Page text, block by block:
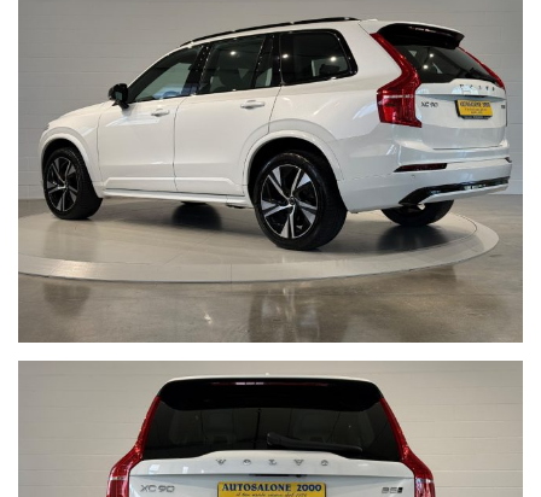
Cosa vuol dire far parte della Community di “NON PRENDERMI PER
IL CHILOMETRO” ?
Vuol dire offrire ad ogni cliente la certezza e la serenità di un
acquisto sicuro, vuol dire metterci la faccia certificando la
percorrenza chilometrica di ogni singola vettura, con i fatti e non
con le parole, per noi far parte di questa Community è un impegno
che con vanto portiamo avanti da anni.
Acquistare un'auto usata evitando la truffa non è semplice.
www.nonprendermiperilchilometro.it
Telefono fisso chiamaci : +39 0422 890220
Live Chat Whatsapp scrivici, invia foto del tuo usato, richiedi un
video a 360° della nostra vettura:
• Juri + 39 345 6008844
• Gianluca + 39 347 7264356
• Lorenzo +39 340 7474900